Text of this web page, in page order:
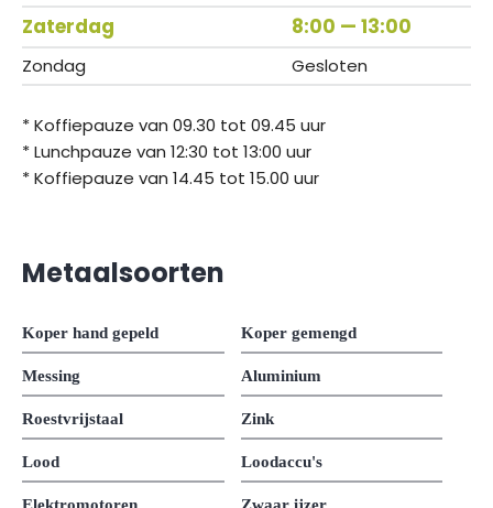
Zaterdag 8:00 — 13:00
Zondag Gesloten
* Koffiepauze van 09.30 tot 09.45 uur
* Lunchpauze van 12:30 tot 13:00 uur
* Koffiepauze van 14.45 tot 15.00 uur
Metaalsoorten
Koper hand gepeld Koper gemengd
Messing Aluminium
Roestvrijstaal Zink
Lood Loodaccu's